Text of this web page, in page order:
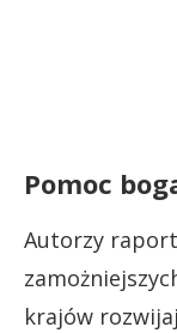
Pomoc
Autorzy
krajów